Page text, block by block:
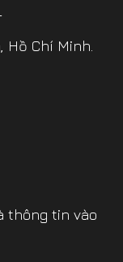
Hồ Chí Minh.
thông tin vào